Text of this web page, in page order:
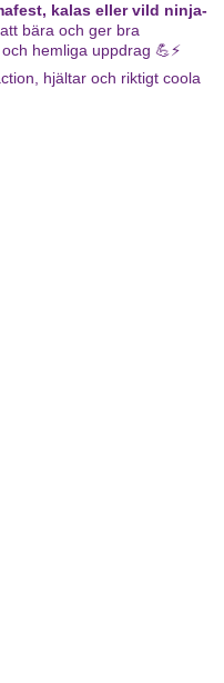
kalas eller vild ninja-
bära och ger bra
hemliga uppdrag 💪⚡
hjältar och riktigt coola